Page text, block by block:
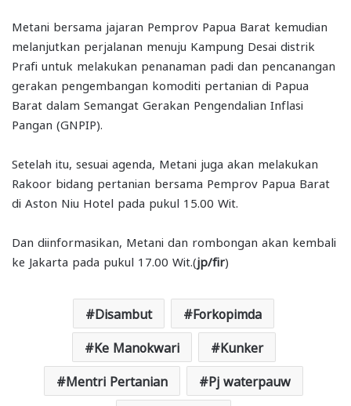
Metani bersama jajaran Pemprov Papua Barat kemudian
melanjutkan perjalanan menuju Kampung Desai distrik
Prafi untuk melakukan penanaman padi dan pencanangan
gerakan pengembangan komoditi pertanian di Papua
Barat dalam Semangat Gerakan Pengendalian Inflasi
Pangan (GNPIP).
Setelah itu, sesuai agenda, Metani juga akan melakukan
Rakoor bidang pertanian bersama Pemprov Papua Barat
di Aston Niu Hotel pada pukul 15.00 Wit.
Dan diinformasikan, Metani dan rombongan akan kembali
ke Jakarta pada pukul 17.00 Wit.(jp/fir)
Disambut Forkopimda
Ke Manokwari Kunker
Mentri Pertanian Pj waterpauw